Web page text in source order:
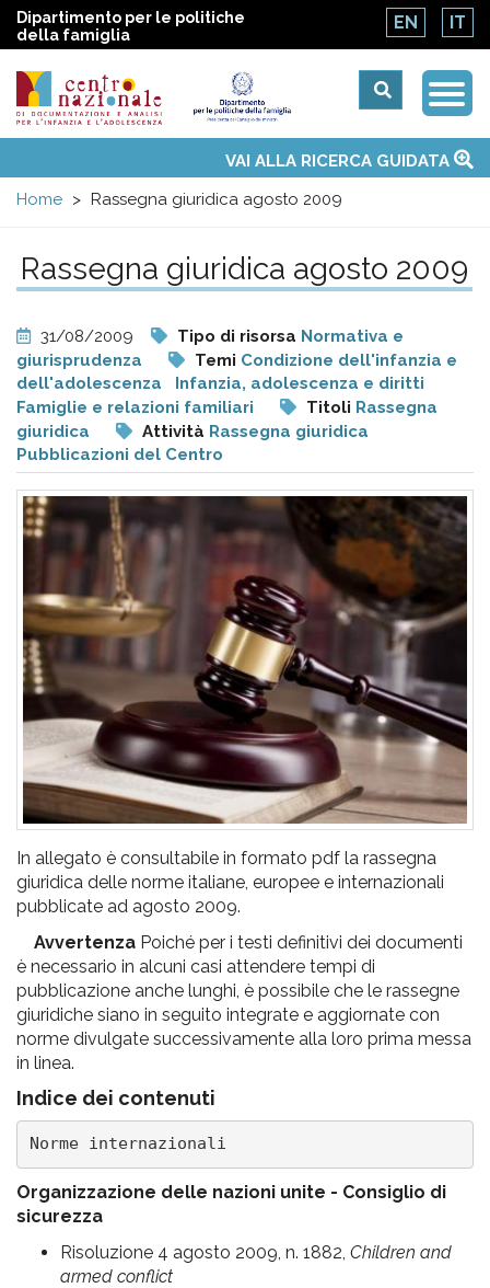
Dipartimento per le politiche
della famiglia
EN IT
Centro
nazionale
di
Documentazione
e
analisi
pr
l'infanzia
e
l'adolescenza
menu
Temi
Attività
Convenzione ONUVAI ALLA RICERCA GUIDATA
Home
Rassegna giuridica agosto 2009
Rassegna giuridica agosto 2009
31/08/2009 Tipo di risorsa Normativa e
giurisprudenza
Temi Condizione dell'infanzia e
dell'adolescenza
Infanzia, adolescenza e diritti
Famiglie e relazioni familiari
Titoli Rassegna
giuridica
Attività Rassegna giuridica
Pubblicazioni del Centro
In allegato è consultabile in formato pdf la rassegna
giuridica delle norme italiane, europee e internazionali
pubblicate ad agosto 2009.
Avvertenza Poiché per i testi definitivi dei documenti
è necessario in alcuni casi attendere tempi di
pubblicazione anche lunghi, è possibile che le rassegne
giuridiche siano in seguito integrate e aggiornate con
norme divulgate successivamente alla loro prima messa
in linea.
Indice dei contenuti
Norme internazionali
Organizzazione delle nazioni unite - Consiglio di
sicurezza
Risoluzione 4 agosto 2009, n. 1882, Children and
armed conflict